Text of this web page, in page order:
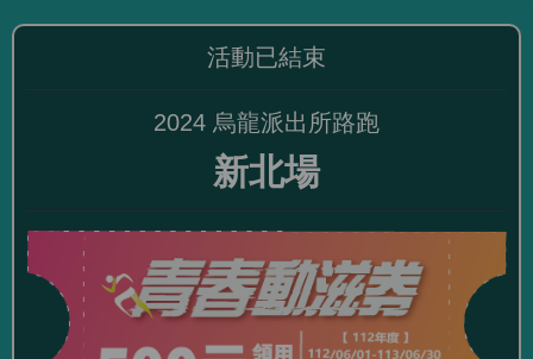
活動已結束
2024 烏龍派出所路跑
新北場